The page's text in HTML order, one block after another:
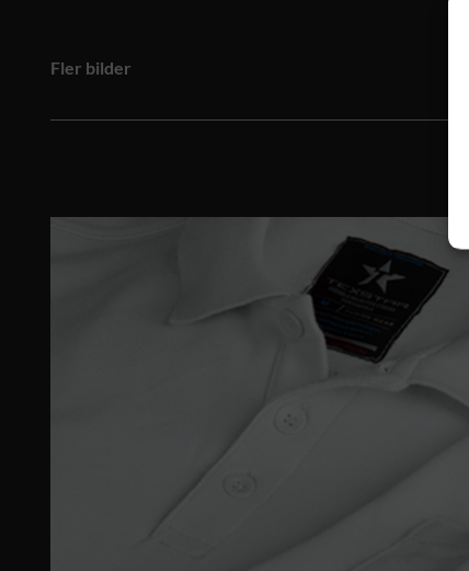
Fler bilder